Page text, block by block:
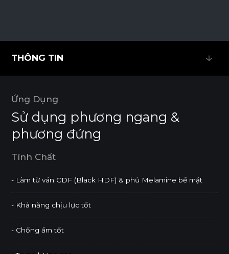
THÔNG TIN
Ứng Dụng
Sử dụng phương ngang &
phương đứng
Tính Chất
- Làm từ ván CDF (Black HDF) & phủ Melamine bề mặt
- Khả năng chịu lực tốt
- Chống ẩm tốt